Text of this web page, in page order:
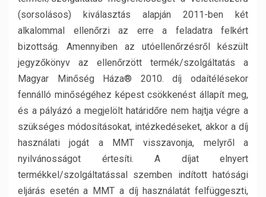
(sorsolásos) kiválasztás alapján 2011-ben két
alkalommal ellenőrzi az erre a feladatra felkért
bizottság. Amennyiben az utóellenőrzésről készült
jegyzőkönyv az ellenőrzött termék/szolgáltatás a
Magyar Minőség Háza® 2010. díj odaítélésekor
fennálló minőségéhez képest csökkenést állapít meg,
és a pályázó a megjelölt határidőre nem hajtja végre a
szükséges módosításokat, intézkedéseket, akkor a díj
használati jogát a MMT visszavonja, melyről a
nyilvánosságot értesíti. A díjat elnyert
termékkel/szolgáltatással szemben indított hatósági
eljárás esetén a MMT a díj használatát felfüggeszti,